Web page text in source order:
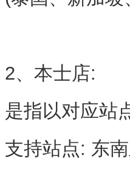
2、本士店:
是指以对应站
支持站点: 东